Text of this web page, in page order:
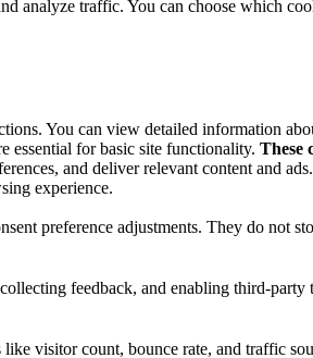
analyze traffic. You can choose which
You can view detailed information
essential for basic site functionality. These
and deliver relevant content and
experience.
preference adjustments. They do not
feedback, and enabling third-party
visitor count, bounce rate, and traffic